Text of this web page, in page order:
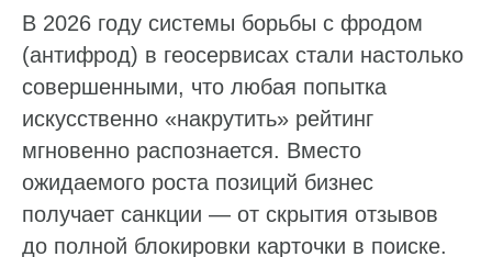
В 2026 году системы борьбы с фродом
(антифрод) в геосервисах стали настолько
совершенными, что любая попытка
искусственно «накрутить» рейтинг
мгновенно распознается. Вместо
ожидаемого роста позиций бизнес
получает санкции — от скрытия отзывов
до полной блокировки карточки в поиске.